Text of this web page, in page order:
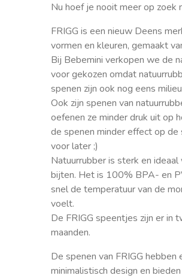
Nu hoef je nooit meer op zoek
FRIGG is een nieuw Deens
vormen en kleuren, gemaakt
Bij Bebemini verkopen we de
voor gekozen omdat
spenen zijn ook nog eens
Ook zijn spenen van
oefenen ze minder druk uit op
de spenen minder effect op
voor later ;)
Natuurrubber is sterk en
bijten. Het is 100% BPA- en
snel de temperatuur van de
voelt.
De FRIGG speentjes zijn er in
maanden.
De spenen van FRIGG hebben
minimalistisch design en